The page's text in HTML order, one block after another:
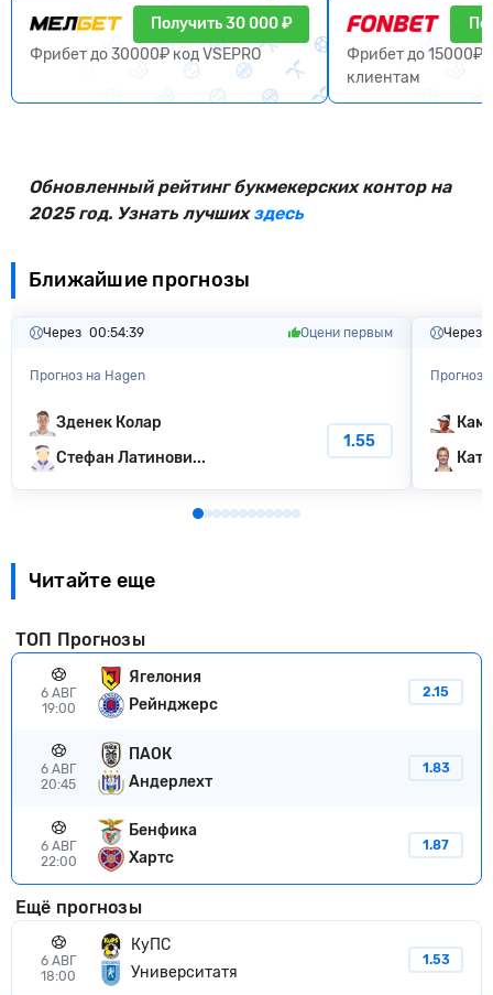
Получить 30 000 ₽
Фрибет до 30000₽ код VSEPRO
Фрибет до 15000₽
клиентам
Обновленный рейтинг букмекерских контор на
2025 год. Узнать лучшихздесь
Ближайшие прогнозы
Через 00:54:38 Оцени первым
Прогноз на Hagen
Зденек Колар
Стефан Латинови...
1.55
Через
Прогноз
Читайте еще
ТОП Прогнозы
6 АВГ
19:00
Ягелония
Рейнджерс
2.15
6 АВГ
20:45
ПАОК
Андерлехт
1.83
6 АВГ
22:00
Бенфика
Хартс
1.87
Ещё прогнозы
6 АВГ
18:00
КуПС
Университатя
1.53